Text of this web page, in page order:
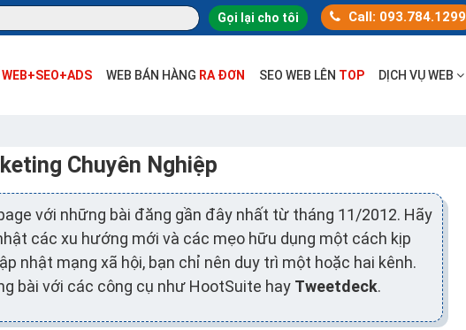
Gọi lại cho tôi Call: 093.784.1299
WEB+SEO+ADS WEB BÁN HÀNG RA ĐƠN SEO WEB LÊN TOP DỊCH VỤ WEB
Chuyên Nghiệp
với những bài đăng gần đây nhất từ tháng 11/2012. Hãy
các xu hướng mới và các mẹo hữu dụng một cách kịp
nhật mạng xã hội, bạn chỉ nên duy trì một hoặc hai kênh.
bài với các công cụ như HootSuite hay Tweetdeck.